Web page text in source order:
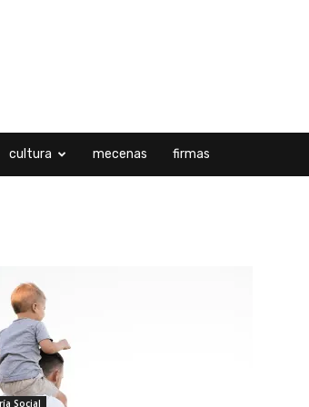
cultura mecenas firmas
Social